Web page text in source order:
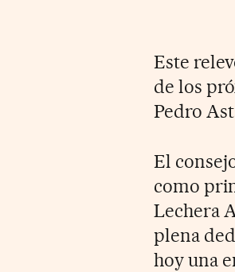
Este
de los
Pedro
El
como
Lechera
plena
hoy una